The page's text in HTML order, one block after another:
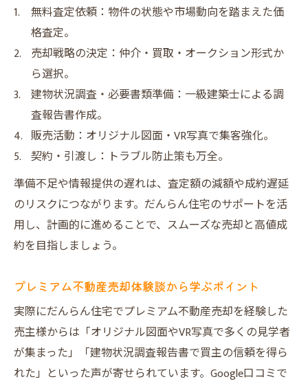
無料査定依頼：物件の状態や市場動向を踏まえた価
格査定。
売却戦略の決定：仲介・買取・オークション形式か
ら選択。
建物状況調査・必要書類準備：一級建築士による調
査報告書作成。
販売活動：オリジナル図面・VR写真で集客強化。
契約・引渡し：トラブル防止策も万全。
準備不足や情報提供の遅れは、査定額の減額や成約遅延
のリスクにつながります。だんらん住宅のサポートを活
用し、計画的に進めることで、スムーズな売却と高値成
約を目指しましょう。
プレミアム不動産売却体験談から学ぶポイント
実際にだんらん住宅でプレミアム不動産売却を経験した
売主様からは「オリジナル図面やVR写真で多くの見学者
が集まった」「建物状況調査報告書で買主の信頼を得ら
れた」といった声が寄せられています。Google口コミで